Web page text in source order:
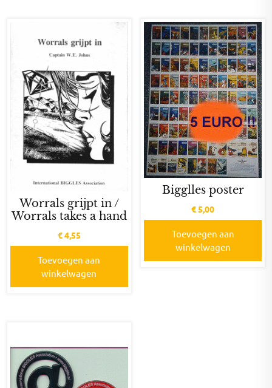
Worrals grijpt in /
Worrals takes a hand
€4,55
Toevoegen aan
winkelwagen
Bigglles poster
€ 5,00
Toevoegen aan
winkelwagen